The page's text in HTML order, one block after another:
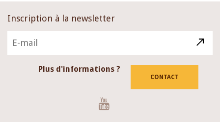
Inscription à la newsletter
Plus d'informations ?
CONTACT